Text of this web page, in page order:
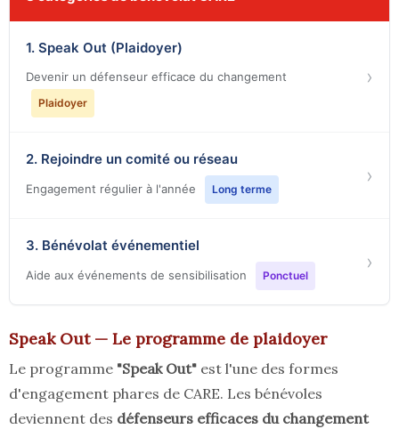
1. Speak Out (Plaidoyer)
Devenir un défenseur efficace du changement
Plaidoyer
›
2. Rejoindre un comité ou réseau
Engagement régulier à l'année Long terme
›
3. Bénévolat événementiel
Aide aux événements de sensibilisation Ponctuel
›
Speak Out — Le programme de plaidoyer
Le programme "Speak Out" est l'une des formes
d'engagement phares de CARE. Les bénévoles
deviennent des défenseurs efficaces du changement